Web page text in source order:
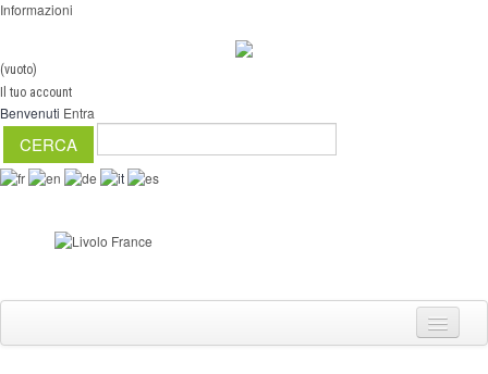
Informazioni
(vuoto)
Il tuo account
Benvenuti Entra